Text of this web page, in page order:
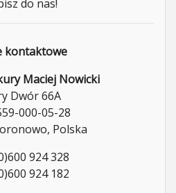
do nas!
kontaktowe
Maciej Nowicki
Dwór 66A
000-05-28
Polska
924 328
924 182